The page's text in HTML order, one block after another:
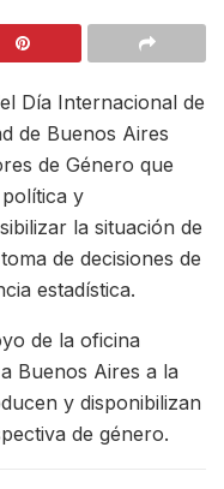
Día Internacional de
de Buenos Aires
de Género que
y
la situación de
de decisiones de
estadística.
de la oficina
Buenos Aires a la
y disponibilizan
de género.